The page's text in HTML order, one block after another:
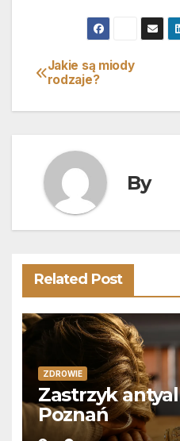
Nawigacja
wpisu
Jakie są miody
rodzaje?
By
Related Post
ZDROWIE
Zastrzyk
Poznań